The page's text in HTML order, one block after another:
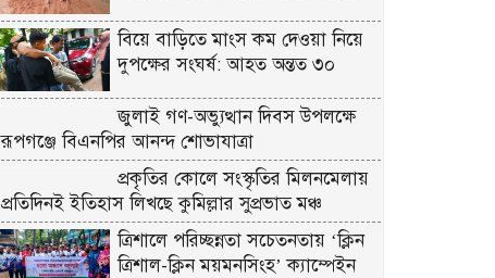
বিয়ে বাড়িতে মাংস কম দেওয়া নিয়ে
দুপক্ষের সংঘর্ষ: আহত অন্তত ৩০ ​
জুলাই গণ-অভ্যুত্থান দিবস উপলক্ষে
রূপগঞ্জে বিএনপির আনন্দ শোভাযাত্রা
প্রকৃতির কোলে সংস্কৃতির মিলনমেলায়
প্রতিদিনই ইতিহাস লিখছে কুমিল্লার সুপ্রভাত মঞ্চ
ত্রিশালে পরিচ্ছন্নতা সচেতনতায় ‘ক্লিন
ত্রিশাল-ক্লিন ময়মনসিংহ’ ক্যাম্পেইন